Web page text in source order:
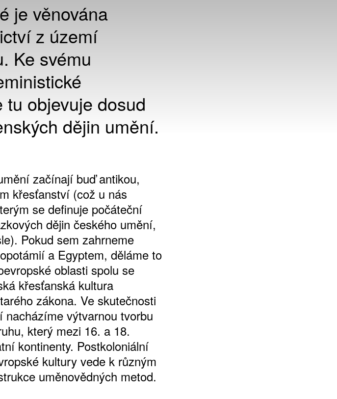
je věnována
z území
Ke svému
objevuje dosud
dějin umění.
začínají buď antikou,
křesťanství (což u nás
se definuje počáteční
dějin českého umění,
Pokud sem zahrneme
a Egyptem, děláme to
oblasti spolu se
křesťanská kultura
zákona. Ve skutečnosti
výtvarnou tvorbu
který mezi 16. a 18.
kontinenty. Postkoloniální
kultury vede k různým
uměnovědných metod.